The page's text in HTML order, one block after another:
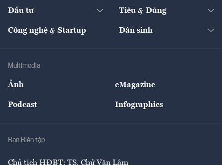
Quản trị số
Tư vấn
Thị trường
Nông sản
The Guide
Đầu tư Tiêu & Dùng
Giải trí
Công nghệ & Startup Dân sinh
Multimedia
Ảnh eMagazine
Podcast Infographics
Ban Biên tập
Chủ tịch HĐBT: TS. Chử Văn Lâm